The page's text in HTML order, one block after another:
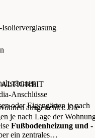
Anschlüsse
oder Eigengärten je nach
ausgerichtet. Die
je nach Lage der
Fußbodenheizung und -
ein zentrales